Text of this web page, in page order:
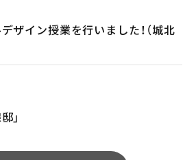
イン授業を行いました！（城北
」